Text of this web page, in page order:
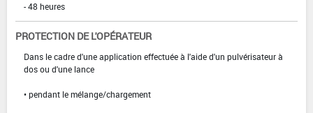
- 48 heures
PROTECTION DE L'OPÉRATEUR
Dans le cadre d'une application effectuée à l'aide d'un pulvérisateur à
dos ou d'une lance
• pendant le mélange/chargement